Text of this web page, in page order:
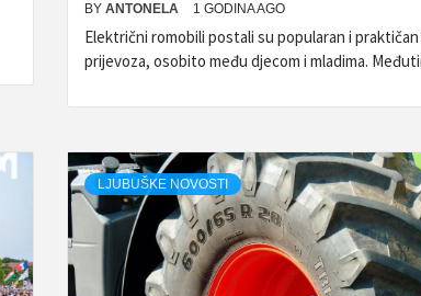
BY ANTONELA 1 GODINA AGO
Električni romobili postali su popularan i praktičan
prijevoza, osobito među djecom i mladima.
LJUBUŠKE NOVOSTI